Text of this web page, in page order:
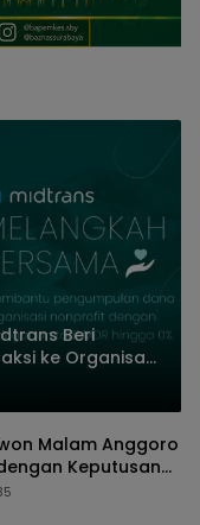
Beri
ke Organisasi
Malam Anggoro
Keputusan